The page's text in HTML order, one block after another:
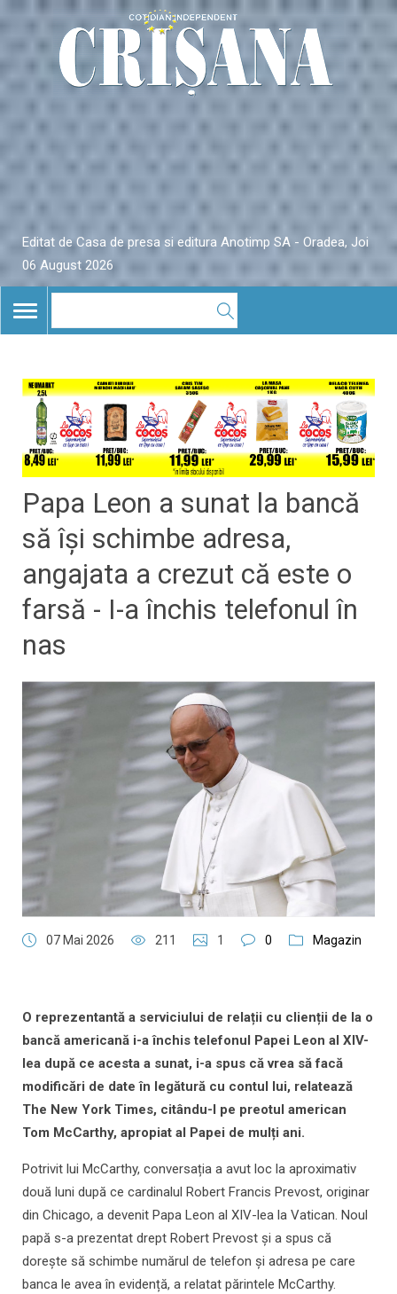
Editat de Casa de presa si editura Anotimp SA - Oradea, Joi
06 August 2026
TOGGLE
NAVIGATION
Papa Leon a sunat la bancă
să îşi schimbe adresa,
angajata a crezut că este o
farsă - I-a închis telefonul în
nas
07 Mai 2026 211 1 0 Magazin
O reprezentantă a serviciului de relații cu clienții de la o
bancă americană i-a închis telefonul Papei Leon al XIV-
lea după ce acesta a sunat, i-a spus că vrea să facă
modificări de date în legătură cu contul lui, relatează
The New York Times, citându-l pe preotul american
Tom McCarthy, apropiat al Papei de mulți ani.
Potrivit lui McCarthy, conversația a avut loc la aproximativ
două luni după ce cardinalul Robert Francis Prevost, originar
din Chicago, a devenit Papa Leon al XIV-lea la Vatican. Noul
papă s-a prezentat drept Robert Prevost și a spus că
dorește să schimbe numărul de telefon și adresa pe care
banca le avea în evidență, a relatat părintele McCarthy.